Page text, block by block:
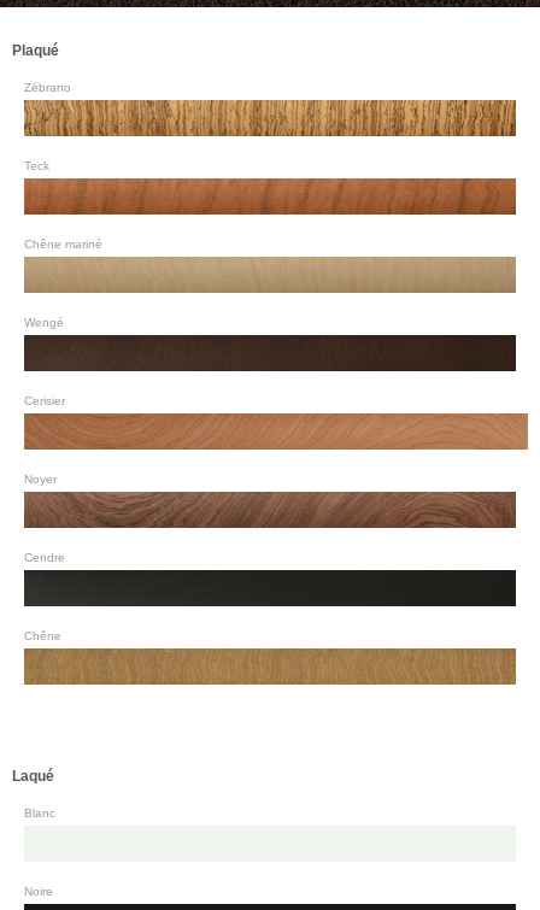
Plaqué
Zébrano
Teck
Chêne mariné
Wengé
Cerisier
Noyer
Cendre
Chêne
Laqué
Blanc
Noire